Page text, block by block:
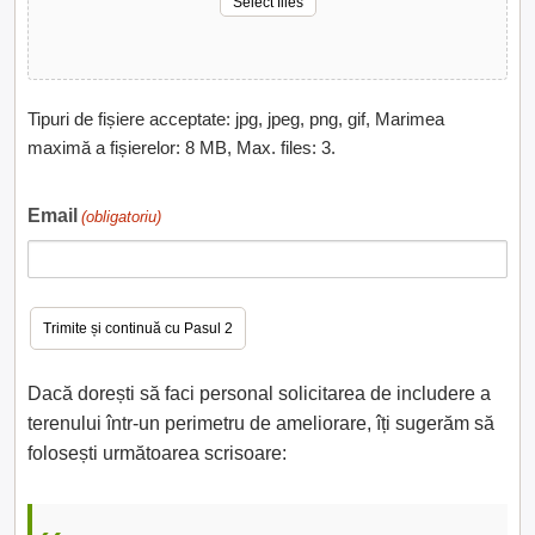
Tipuri de fișiere acceptate: jpg, jpeg, png, gif, Marimea
maximă a fișierelor: 8 MB, Max. files: 3.
Email (obligatoriu)
Dacă dorești să faci personal solicitarea de includere a
terenului într-un perimetru de ameliorare, îți sugerăm să
folosești următoarea scrisoare: